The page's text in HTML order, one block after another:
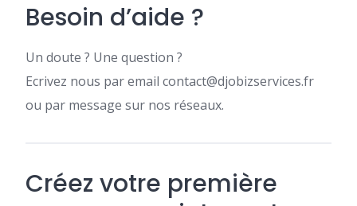
Besoin d’aide ?
Un doute ? Une question ?
Ecrivez nous par email contact@djobizservices.fr
ou par message sur nos réseaux.
Créez votre première